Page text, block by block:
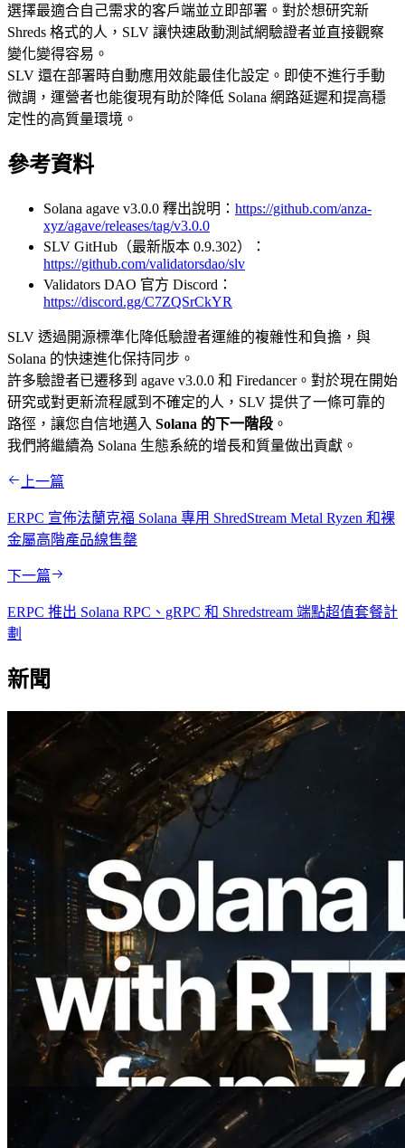
選擇最適合自己需求的客戶端並立即部署。對於想研究新
Shreds 格式的人，SLV 讓快速啟動測試網驗證者並直接觀察
變化變得容易。
SLV 還在部署時自動應用效能最佳化設定。即使不進行手動
微調，運營者也能復現有助於降低 Solana 網路延遲和提高穩
定性的高質量環境。
參考資料
Solana agave v3.0.0 釋出說明： https://github.com/anza-
xyz/agave/releases/tag/v3.0.0
SLV GitHub（最新版本 0.9.302）：
https://github.com/validatorsdao/slv
Validators DAO 官方 Discord：
https://discord.gg/C7ZQSrCkYR
SLV 透過開源標準化降低驗證者運維的複雜性和負擔，與
Solana 的快速進化保持同步。
許多驗證者已遷移到 agave v3.0.0 和 Firedancer。對於現在開始
研究或對更新流程感到不確定的人，SLV 提供了一條可靠的
路徑，讓您自信地邁入 Solana 的下一階段 。
我們將繼續為 Solana 生態系統的增長和質量做出貢獻。
上一篇
ERPC 宣佈法蘭克福 Solana 專用 ShredStream Metal Ryzen 和裸
金屬高階產品線售罄
下一篇
ERPC 推出 Solana RPC、gRPC 和 Shredstream 端點超值套餐計
劃
新聞
2026.08.05
ERPC 擴展 Solana Leader Slot API：新
增全球 7 個區域的 Ping 測量 —
Validators Information API 同步上線